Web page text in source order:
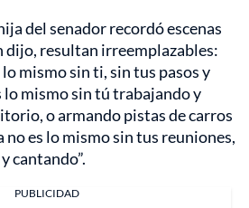
del senador recordó escenas
dijo, resultan irreemplazables:
lo mismo sin ti, sin tus pasos y
lo mismo sin tú trabajando y
o armando pistas de carros
no es lo mismo sin tus reuniones,
cantando”.
PUBLICIDAD